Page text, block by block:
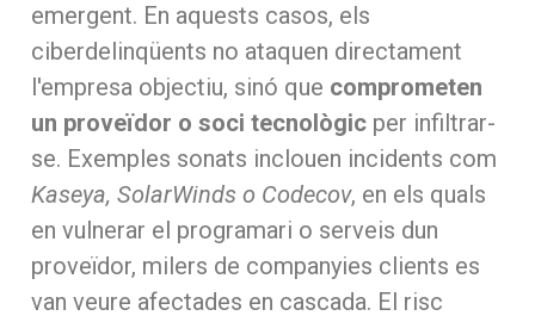
emergent. En aquests casos, els
ciberdelinqüents no ataquen directament
l'empresa objectiu, sinó que comprometen
un proveïdor o soci tecnològic per infiltrar-
se. Exemples sonats inclouen incidents com
Kaseya, SolarWinds o Codecov, en els quals
en vulnerar el programari o serveis dun
proveïdor, milers de companyies clients es
van veure afectades en cascada. El risc